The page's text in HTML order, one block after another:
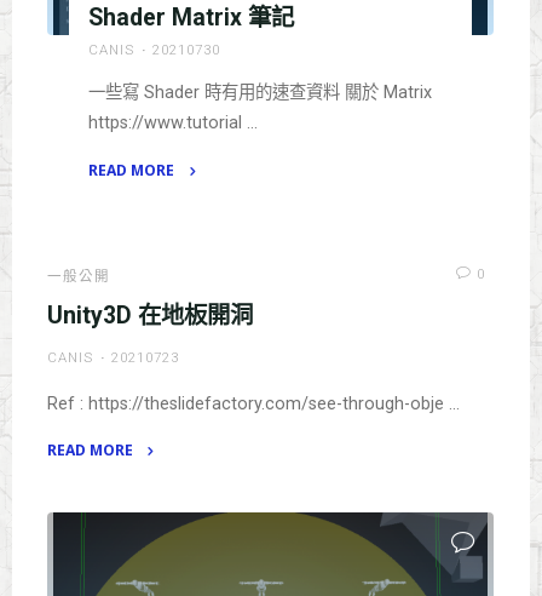
Shader Matrix 筆記
CANIS 20210730
一些寫 Shader 時有用的速查資料 關於 Matrix
https://www.tutorial …
READ MORE
記"
一般公開 0
Unity3D 在地板開洞
CANIS 20210723
Ref : https://theslidefactory.com/see-through-obje …
READ MORE